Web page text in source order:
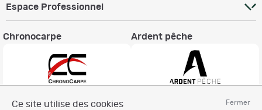
Fermer
Ce site utilise des cookies
Espace Professionnel
Chronocarpe Ardent pêche